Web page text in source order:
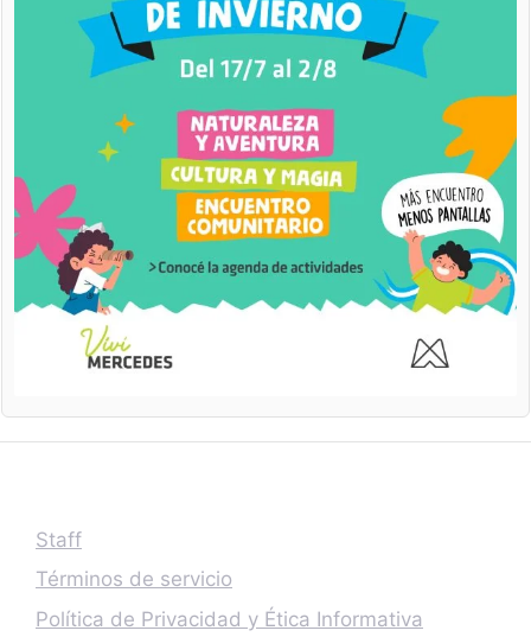
Staff
Términos de servicio
Política de Privacidad y Ética Informativa